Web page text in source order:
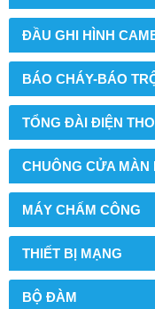
ĐẦU GHI HÌNH
BÁO CHÁY-BÁO
TỔNG ĐÀI ĐIỆN
CHUÔNG CỬA MÀN
MÁY CHẤM CÔNG
THIẾT BỊ MẠNG
BỘ ĐÀM